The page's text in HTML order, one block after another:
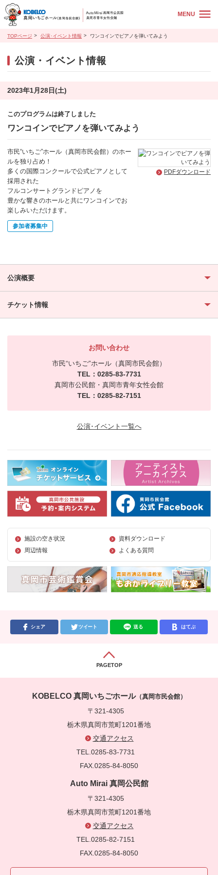
MENU
TOPページ 公演･イベント情報 ワンコインでピアノを弾いてみよう
公演・イベント情報
2023年1月28日(土)
このプログラムは終了しました
ワンコインでピアノを弾いてみよう
市民“いちご”ホール（真岡市民会館）のホー
ルを独り占め！
多くの国際コンクールで公式ピアノとして
採用された
フルコンサートグランドピアノを
豊かな響きのホールと共にワンコインでお
楽しみいただけます。
参加者募集中
PDFダウンロード
公演概要
チケット情報
お問い合わせ
市民“いちご”ホール（真岡市民会館）
TEL：0285-83-7731
真岡市公民館・真岡市青年女性会館
TEL：0285-82-7151
公演･イベント一覧へ
施設の空き状況
資料ダウンロード
周辺情報
よくある質問
シェア ツイート 送る はてぶ
PAGETOP
KOBELCO 真岡いちごホール（真岡市民会館）
〒321-4305
栃木県真岡市荒町1201番地
交通アクセス
TEL.0285-83-7731
FAX.0285-84-8050
Auto Mirai 真岡公民館
〒321-4305
栃木県真岡市荒町1201番地
交通アクセス
TEL.0285-82-7151
FAX.0285-84-8050